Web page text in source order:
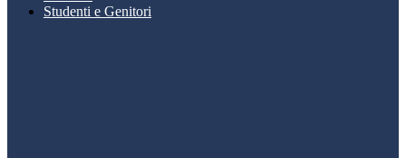
Studenti e Genitori